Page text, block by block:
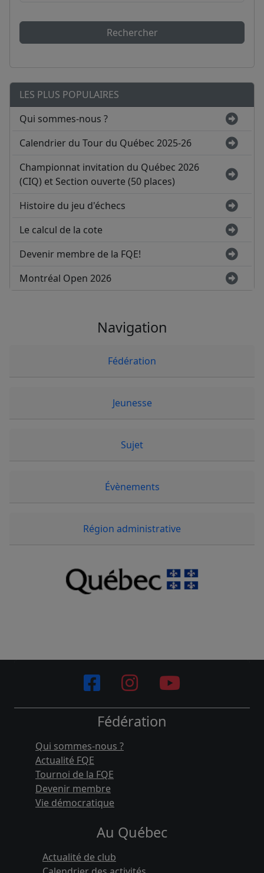
Rechercher
LES PLUS POPULAIRES
Qui sommes-nous ?
Calendrier du Tour du Québec 2025-26
Championnat invitation du Québec 2026
(CIQ) et Section ouverte (50 places)
Histoire du jeu d'échecs
Le calcul de la cote
Devenir membre de la FQE!
Montréal Open 2026
Navigation
Fédération
Jeunesse
Sujet
Évènements
Région administrative
Fédération
Qui sommes-nous ?
Actualité FQE
Tournoi de la FQE
Devenir membre
Vie démocratique
Au Québec
Actualité de club